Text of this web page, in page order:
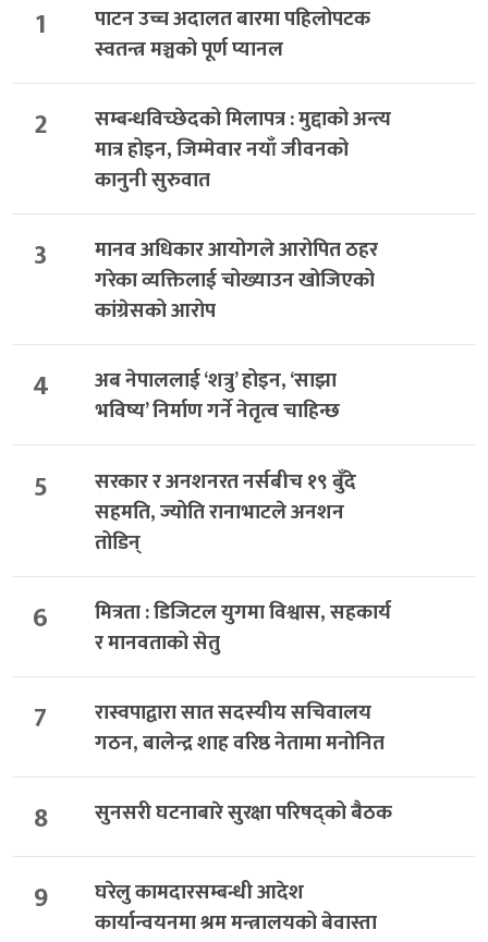
1
पाटन उच्च अदालत बारमा पहिलोपटक
स्वतन्त्र मञ्चको पूर्ण प्यानल
2
सम्बन्धविच्छेदको मिलापत्र : मुद्दाको अन्त्य
मात्र होइन, जिम्मेवार नयाँ जीवनको
कानुनी सुरुवात
3
मानव अधिकार आयोगले आरोपित ठहर
गरेका व्यक्तिलाई चोख्याउन खोजिएको
कांग्रेसको आरोप
4
अब नेपाललाई ‘शत्रु’ होइन, ‘साझा
भविष्य’ निर्माण गर्ने नेतृत्व चाहिन्छ
5
सरकार र अनशनरत नर्सबीच १९ बुँदे
सहमति, ज्योति रानाभाटले अनशन
तोडिन्
6
मित्रता : डिजिटल युगमा विश्वास, सहकार्य
र मानवताको सेतु
7
रास्वपाद्वारा सात सदस्यीय सचिवालय
गठन, बालेन्द्र शाह वरिष्ठ नेतामा मनोनित
8 सुनसरी घटनाबारे सुरक्षा परिषद्को बैठक
9
घरेलु कामदारसम्बन्धी आदेश
कार्यान्वयनमा श्रम मन्त्रालयको बेवास्ता